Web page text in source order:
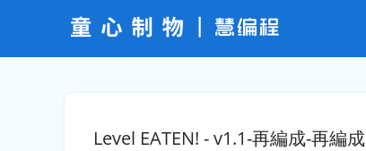
Level EATEN! - v1.1-再編成-再編成